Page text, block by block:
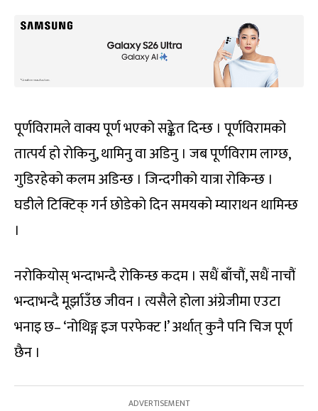
पूर्णविरामले वाक्य पूर्ण भएको सङ्केत दिन्छ । पूर्णविरामको
तात्पर्य हो रोकिनु, थामिनु वा अडिनु । जब पूर्णविराम लाग्छ,
गुडिरहेको कलम अडिन्छ । जिन्दगीको यात्रा रोकिन्छ ।
घडीले टिक्टिक् गर्न छोडेको दिन समयको म्याराथन थामिन्छ
।
नरोकियोस् भन्दाभन्दै रोकिन्छ कदम । सधैं बाँचौं, सधैं नाचौं
भन्दाभन्दै मूर्झाउँछ जीवन । त्यसैले होला अंग्रेजीमा एउटा
भनाइ छ– ‘नोथिङ्ग इज परफेक्ट !’ अर्थात् कुनै पनि चिज पूर्ण
छैन ।